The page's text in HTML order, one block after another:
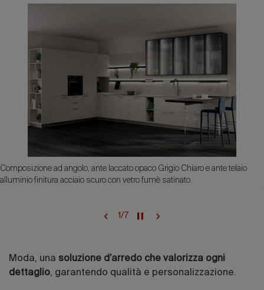
Composizione ad angolo, ante laccato opaco Grigio Chiaro e ante telaio
alluminio finitura acciaio scuro con vetro fumè satinato.
1/7
Moda, una soluzione d’arredo che valorizza ogni
dettaglio, garantendo qualità e personalizzazione.